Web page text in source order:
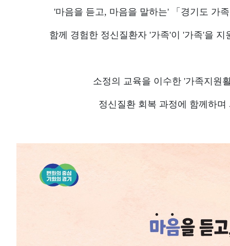
'마음을 듣고, 마음을 말하는' 「경기도 가
함께 경험한 정신질환자 '가족'이 '가족'을
소정의 교육을 이수한 '가족지원
정신질환 회복 과정에 함께하